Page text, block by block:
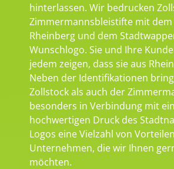
hinterlassen. Wir bedrucken
Zimmermannsbleistifte mit dem
Rheinberg und dem
Wunschlogo. Sie und Ihre
jedem zeigen, dass sie aus
Neben der Identifikationen
Zollstock als auch der
besonders in Verbindung mit
hochwertigen Druck des
Logos eine Vielzahl von
Unternehmen, die wir Ihnen
möchten.